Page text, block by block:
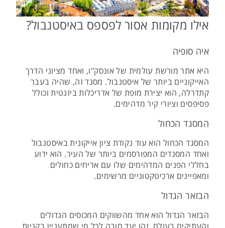
אילו מקומות אסור לפספס באיסטנבול?
איה סופיה
היא אתר מורשת עולמית של אונסק"ו, ואחד מציוני הדרך
האייקוניים ביותר של איסטנבול. מסגד זה, שהיה בעבר
קתדרלה, הוא יצירת מופת של אדריכלות ביזנטית וכולל
פסיפסים וציורי קיר מדהימים.
המסגד הכחול
המסגד הכחול הוא עוד נקודת ציון אייקונית באיסטנבול
ואחד המסגדים המפורסמים ביותר של העיר. הוא ידוע
בחללי הפנים המדהימים שלו עם אריחים כחולים
ומאפיינים ארכיטקטוניים מרשימים.
הבזאר הגדול
הבזאר הגדול הוא אחד מהשווקים המכוסים הגדולים